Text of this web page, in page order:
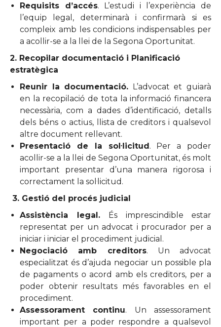
Requisits d’accés. L’estudi i l’experiència de
l’equip legal, determinarà i confirmarà si es
compleix amb les condicions indispensables per
a acollir-se a la llei de la Segona Oportunitat.
2. Recopilar documentació i Planificació
estratègica
Reunir la documentació. L’advocat et guiarà
en la recopilació de tota la informació financera
necessària, com a dades d’identificació, detalls
dels béns o actius, llista de creditors i qualsevol
altre document rellevant.
Presentació de la sol·licitud. Per a poder
acollir-se a la llei de Segona Oportunitat, és molt
important presentar d’una manera rigorosa i
correctament la sol·licitud.
3. Gestió del procés judicial
Assistència legal. És imprescindible estar
representat per un advocat i procurador per a
iniciar i iniciar el procediment judicial.
Negociació amb creditors. Un advocat
especialitzat és d’ajuda negociar un possible pla
de pagaments o acord amb els creditors, per a
poder obtenir resultats més favorables en el
procediment.
Assessorament continu. Un assessorament
important per a poder respondre a qualsevol